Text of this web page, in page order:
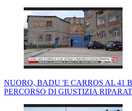
NUORO, BADU 'E CARROS AL 41
PERCORSO DI GIUSTIZIA